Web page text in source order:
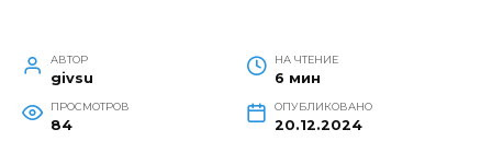
АВТОР
givsu
НА ЧТЕНИЕ
6 мин
ПРОСМОТРОВ
84
ОПУБЛИКОВАНО
20.12.2024